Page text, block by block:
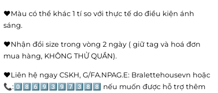
❤️Màu có thể khác 1 tí so với thực tế do điều kiện ánh
sáng.
❤️Nhận đổi size trong vòng 2 ngày ( giữ tag và hoá đơn
mua hàng, KHÔNG THỬ QUẦN).
❤️Liên hệ ngay CSKH, G/FA.NPAG.E: Bralettehousevn hoặc
📞:0️⃣8️⃣6️⃣9️⃣3️⃣9️⃣7️⃣3️⃣8️⃣8️⃣ nếu muốn được hỗ trợ thêm